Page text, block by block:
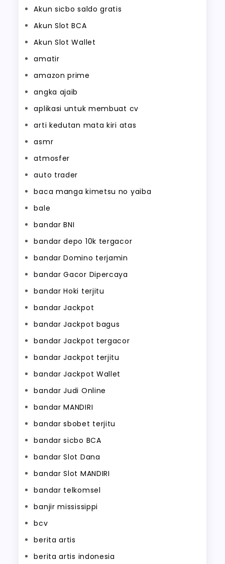
Akun sicbo saldo gratis
Akun Slot BCA
Akun Slot Wallet
amatir
amazon prime
angka ajaib
aplikasi untuk membuat cv
arti kedutan mata kiri atas
asmr
atmosfer
auto trader
baca manga kimetsu no yaiba
bale
bandar BNI
bandar depo 10k tergacor
bandar Domino terjamin
bandar Gacor Dipercaya
bandar Hoki terjitu
bandar Jackpot
bandar Jackpot bagus
bandar Jackpot tergacor
bandar Jackpot terjitu
bandar Jackpot Wallet
bandar Judi Online
bandar MANDIRI
bandar sbobet terjitu
bandar sicbo BCA
bandar Slot Dana
bandar Slot MANDIRI
bandar telkomsel
banjir mississippi
bcv
berita artis
berita artis indonesia